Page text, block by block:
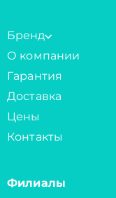
Бренд
О компании
Гарантия
Доставка
Цены
Контакты
Филиалы